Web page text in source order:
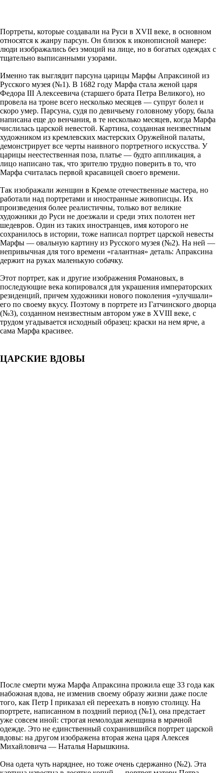
Портреты, которые создавали на Руси в XVII веке, в основном
относятся к жанру парсун. Он близок к иконописной манере:
люди изображались без эмоций на лице, но в богатых одеждах с
тщательно выписанными узорами.
Именно так выглядит парсуна царицы Марфы Апраксиной из
Русского музея (№1). В 1682 году Марфа стала женой царя
Федора III Алексеевича (старшего брата Петра Великого), но
провела на троне всего несколько месяцев — супруг болел и
скоро умер. Парсуна, судя по девичьему головному убору, была
написана еще до венчания, в те несколько месяцев, когда Марфа
числилась царской невестой. Картина, созданная неизвестным
художником из кремлевских мастерских Оружейной палаты,
демонстрирует все черты наивного портретного искусства. У
царицы неестественная поза, платье — будто аппликация, а
лицо написано так, что зрителю трудно поверить в то, что
Марфа считалась первой красавицей своего времени.
Так изображали женщин в Кремле отечественные мастера, но
работали над портретами и иностранные живописцы. Их
произведения более реалистичны, только вот великие
художники до Руси не доезжали и среди этих полотен нет
шедевров. Один из таких иностранцев, имя которого не
сохранилось в истории, тоже написал портрет царской невесты
Марфы — овальную картину из Русского музея (№2). На ней —
непривычная для того времени «галантная» деталь: Апраксина
держит на руках маленькую собачку.
Этот портрет, как и другие изображения Романовых, в
последующие века копировался для украшения императорских
резиденций, причем художники нового поколения «улучшали»
его по своему вкусу. Поэтому в портрете из Гатчинского дворца
(№3), созданном неизвестным автором уже в XVIII веке, с
трудом угадывается исходный образец: краски на нем ярче, а
сама Марфа красивее.
ЦАРСКИЕ ВДОВЫ
После смерти мужа Марфа Апраксина прожила еще 33 года как
набожная вдова, не изменив своему образу жизни даже после
того, как Петр I приказал ей переехать в новую столицу. На
портрете, написанном в поздний период (№1), она предстает
уже совсем иной: строгая немолодая женщина в мрачной
одежде. Это не единственный сохранившийся портрет царской
вдовы: на другом изображена вторая жена царя Алексея
Михайловича — Наталья Нарышкина.
Она одета чуть наряднее, но тоже очень сдержанно (№2). Эта